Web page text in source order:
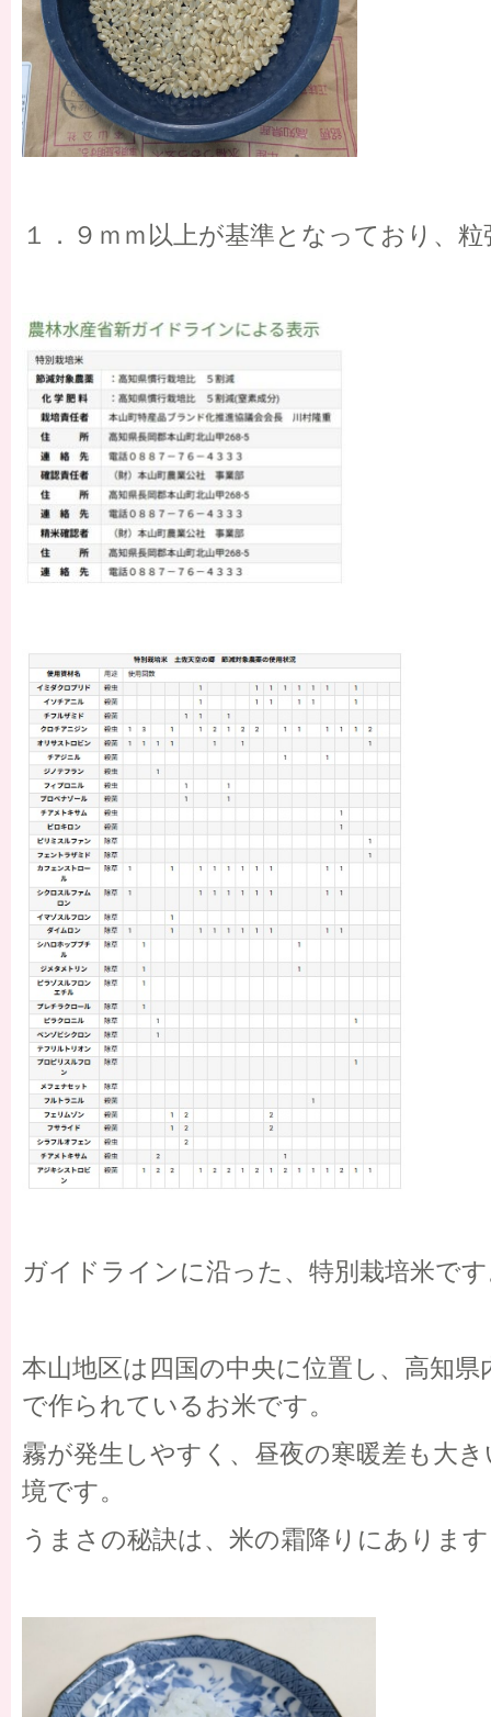
１．９ｍｍ以上が基準となっており、
ガイドラインに沿った、特別栽培米で
本山地区は四国の中央に位置し、高知
で作られているお米です。
霧が発生しやすく、昼夜の寒暖差も大
境です。
うまさの秘訣は、米の霜降りにありま